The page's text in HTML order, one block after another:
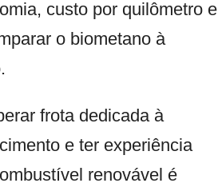
custo por quilômetro e
o biometano à
frota dedicada à
e ter experiência
renovável é